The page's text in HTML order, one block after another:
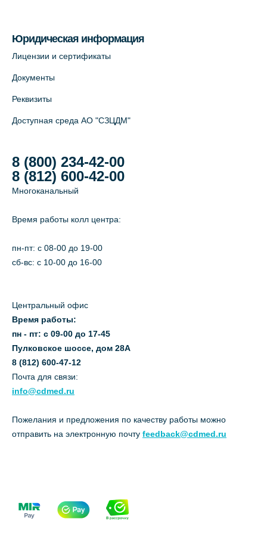
Юридическая информация
Лицензии и сертификаты
Документы
Реквизиты
Доступная среда АО "СЗЦДМ"
8 (800) 234-42-00
8 (812) 600-42-00
Многоканальный
Время работы колл центра:
пн-пт: c 08-00 до 19-00
сб-вс: с 10-00 до 16-00
Центральный офис
Время работы:
пн - пт: с 09-00 до 17-45
Пулковское шоссе, дом 28А
8 (812) 600-47-12
Почта для связи:
info@cdmed.ru
Пожелания и предложения по качеству работы можно
отправить на электронную почту feedback@cdmed.ru